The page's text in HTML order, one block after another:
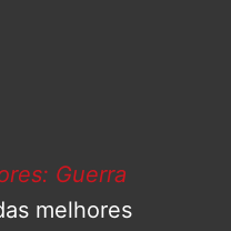
Guerra
melhores